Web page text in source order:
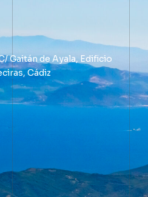
Gaitán de Ayala, Edificio
Cádiz